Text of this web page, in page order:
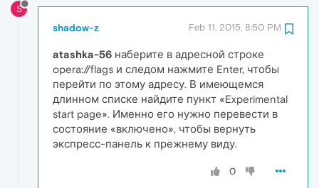
S
shadow-z Feb 11, 2015, 8:50 PM
atashka-56 наберите в адресной строке
opera://flags и следом нажмите Enter, чтобы
перейти по этому адресу. В имеющемся
длинном списке найдите пункт «Experimental
start page». Именно его нужно перевести в
состояние «включено», чтобы вернуть
экспресс-панель к прежнему виду.
0